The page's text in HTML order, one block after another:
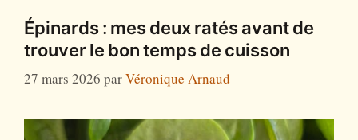
Épinards : mes deux ratés avant de
trouver le bon temps de cuisson
27 mars 2026 parVéronique Arnaud